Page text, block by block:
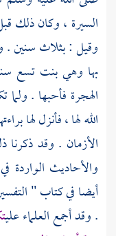
السيرة ، وكان ذلك
وقيل : بثلاث سنين
بها وهي بنت تسع
الهجرة فأحبها . ولما
الله لها ، فأنزل لها
الأزمان . وقد
والأحاديث الواردة
أيضا في كتاب "
. وقد أجمع العلماء على